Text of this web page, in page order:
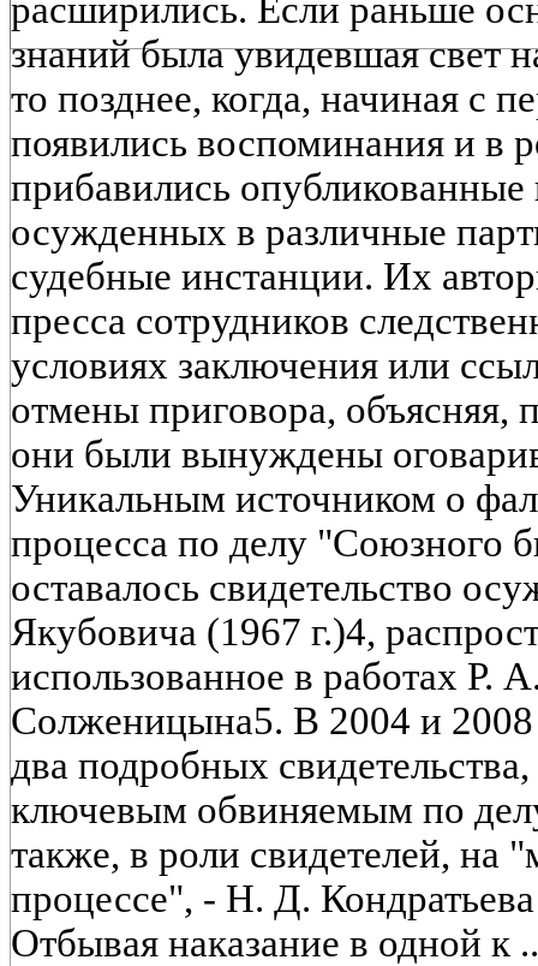
расширились. Если раньше
знаний была увидевшая свет
то позднее, когда, начиная с
появились воспоминания и в
прибавились опубликованные
осужденных в различные
судебные инстанции. Их
пресса сотрудников
условиях заключения или
отмены приговора, объясняя,
они были вынуждены
Уникальным источником о
процесса по делу "Союзного
оставалось свидетельство
Якубовича (1967 г.)4,
использованное в работах Р.
Солженицына5. В 2004 и 2008
два подробных
ключевым обвиняемым по
также, в роли свидетелей, на
процессе", - Н. Д.
Отбывая наказание в одной к